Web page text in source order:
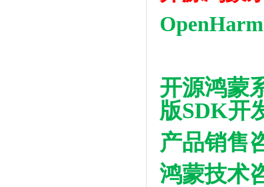
开源鸿蒙
版SDK开
产品销售
鸿蒙技术